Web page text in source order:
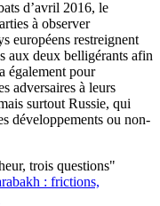
d’avril 2016, le
à observer
européens restreignent
aux deux belligérants afin
également pour
adversaires à leurs
surtout Russie, qui
développements ou non-
trois questions"
: frictions,